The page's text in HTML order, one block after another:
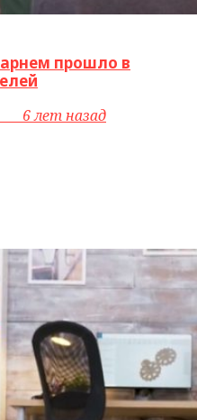
прошло в
6 лет назад